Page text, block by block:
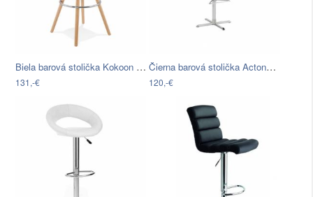
Biela barová stolička Kokoon Anau,…
131,-€
Čierna barová stolička Actona Blaise
120,-€